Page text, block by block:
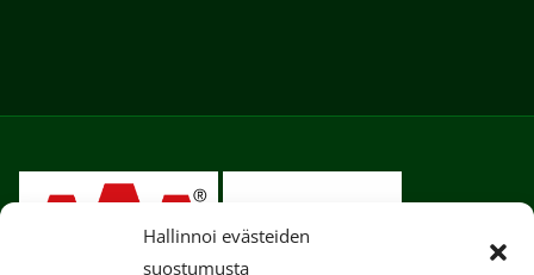
Hallinnoi evästeiden
suostumusta